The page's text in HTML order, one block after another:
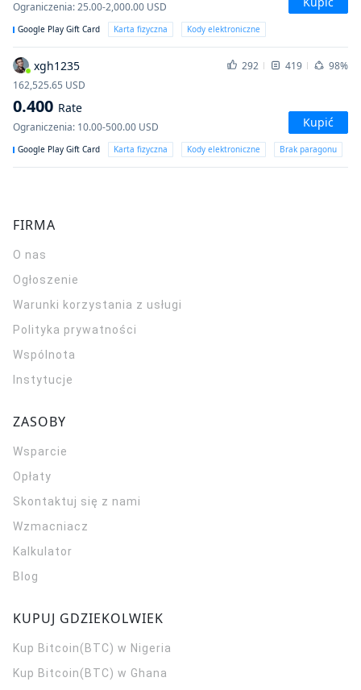
Ograniczenia:25.00-2,000.00 USD
Google Play Gift Card Karta fizyczna Kody elektroniczne
xgh1235 292 419
98%
162,525.65 USD
0.400 Rate
Ograniczenia: 10.00-500.00 USD Kupić
Google Play Gift Card Karta fizyczna Kody elektroniczne Brak paragonu
FIRMA
O nas
Ogłoszenie
Warunki korzystania z usługi
Polityka prywatności
Wspólnota
Instytucje
ZASOBY
Wsparcie
Opłaty
Skontaktuj się z nami
Wzmacniacz
Kalkulator
Blog
KUPUJ GDZIEKOLWIEK
Kup Bitcoin(BTC) w Nigeria
Kup Bitcoin(BTC) w Ghana